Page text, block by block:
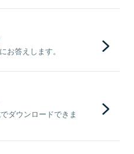
お答えします。
ダウンロードできま